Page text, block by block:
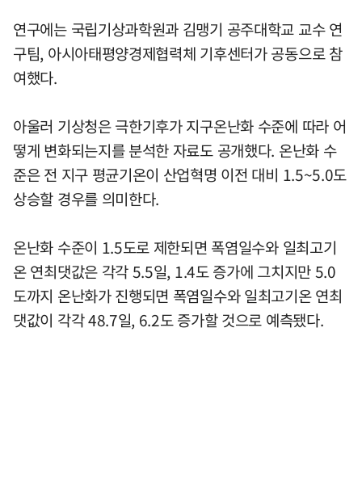
연구에는 국립기상과학원과 김맹기 공주대학교 교수 연
구팀, 아시아태평양경제협력체 기후센터가 공동으로 참
여했다.
아울러 기상청은 극한기후가 지구온난화 수준에 따라 어
떻게 변화되는지를 분석한 자료도 공개했다. 온난화 수
준은 전 지구 평균기온이 산업혁명 이전 대비 1.5~5.0도
상승할 경우를 의미한다.
온난화 수준이 1.5도로 제한되면 폭염일수와 일최고기
온 연최댓값은 각각 5.5일, 1.4도 증가에 그치지만 5.0
도까지 온난화가 진행되면 폭염일수와 일최고기온 연최
댓값이 각각 48.7일, 6.2도 증가할 것으로 예측됐다.